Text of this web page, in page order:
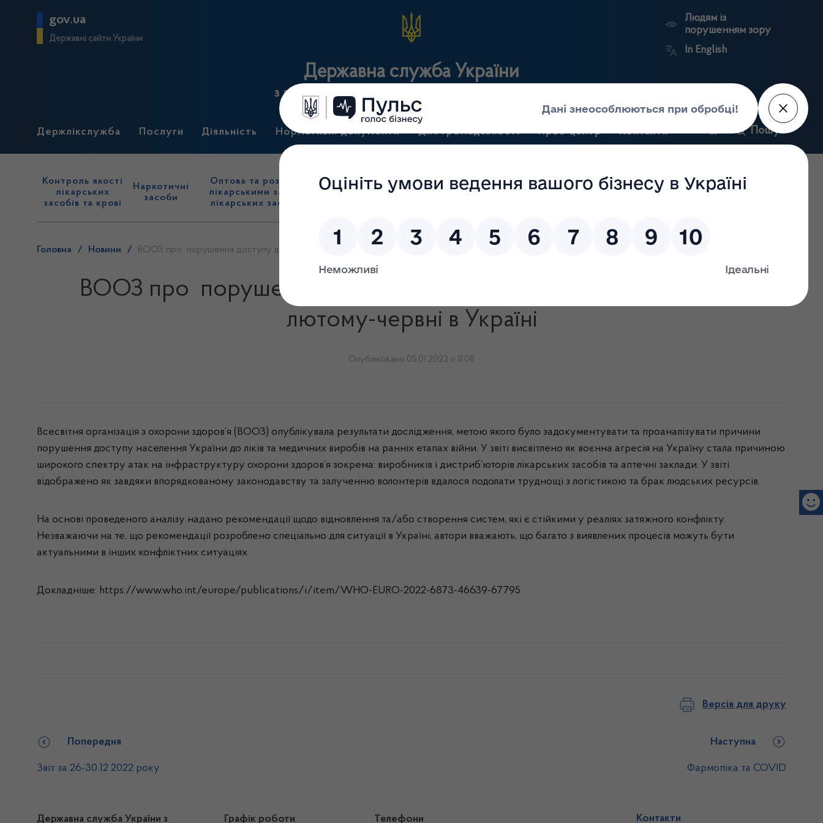
gov.ua
Державні сайти України
Державна служба України
з лікарських засобів та контролю за наркотиками
Людям із
порушенням зору
In English
Держлікслужба Послуги Діяльність Нормативні документи Для громадськості Прес-центр Контакти Пошук
Контроль якості
лікарських
засобів та крові
Наркотичні
засоби
Оптова та роздрібна торгівля
лікарськими засобами, імпорт
лікарських засобів (крім АФІ)
Державний
нагляд
виробництва лікарських
Ринковий
Державні
Антикорупційний
портал
Головна / Новини / ВООЗ про порушення доступу до ліків та медичних виробів у лютому-червні в Україні
ВООЗ про порушення доступу до ліків та медичних виробів у
лютому-червні в Україні
Опубліковано 05.01.2023 о 11:08
Всесвітня організація з охорони здоров’я (ВООЗ) опублікувала результати дослідження, метою якого було задокументувати та проаналізувати причини
порушення доступу населення України до ліків та медичних виробів на ранніх етапах війни. У звіті висвітлено як воєнна агресія на Україну стала причиною
широкого спектру атак на інфраструктуру охорони здоров’я зокрема: виробників і дистриб’юторів лікарських засобів та аптечні заклади. У звіті
відображено як завдяки впорядкованому законодавству та залученню волонтерів вдалося подолати труднощі з логістикою та брак людських ресурсів.
На основі проведеного аналізу надано рекомендації щодо відновлення та/або створення систем, які є стійкими у реаліях затяжного конфлікту.
Незважаючи на те, що рекомендації розроблено спеціально для ситуації в Україні, автори вважають, що багато з виявлених процесів можуть бути
актуальними в інших конфліктних ситуаціях.
Докладніше: https://www.who.int/europe/publications/i/item/WHO-EURO-2022-6873-46639-67795
Версія для друку
Попередня
Звіт за 26-30.12 2022 року
Наступна
Фармопіка та COVID
Державна служба України з Графік роботи Телефони Контакти